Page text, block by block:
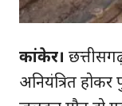
कांकेर।
अनियंत्रित